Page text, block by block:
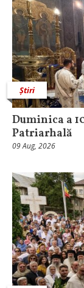
Știri
Duminica a
Patriarhală
09 Aug, 2026